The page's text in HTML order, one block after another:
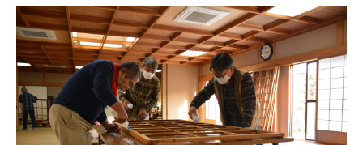
保護中: R189 ４月祭典講話（太田信弘役員）